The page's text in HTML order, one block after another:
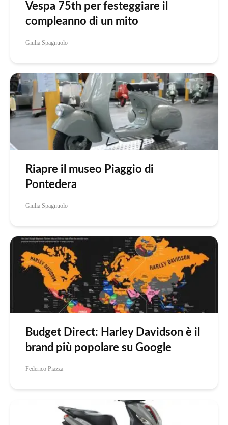
Vespa 75th per festeggiare il
compleanno di un mito
Giulia Spagnuolo
Riapre il museo Piaggio di
Pontedera
Giulia Spagnuolo
Budget Direct: Harley Davidson è il
brand più popolare su Google
Federico Piazza